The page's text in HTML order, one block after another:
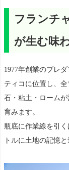
フランチ
が生む味
1977年創業のブレ
ティコに位置し、
石・粘土・ローム
育みます。
瓶底に作業線を引
トルに土地の記憶